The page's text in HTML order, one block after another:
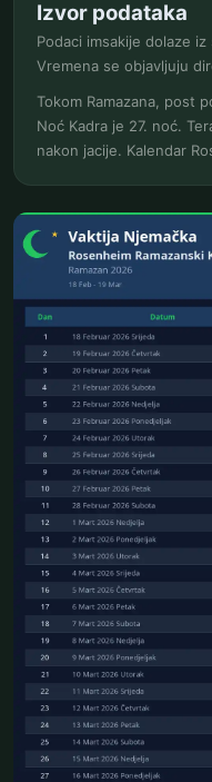
Izvor podataka
Podaci imsakije dolaze
Vremena se objavljuju
Tokom Ramazana, post
Noć Kadra je 27. noć.
nakon jacije. Kalendar